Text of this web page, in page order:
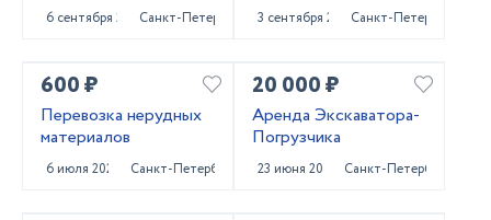
6 сентября 2023Санкт-Петербург 3 сентября 2023Санкт-Петербург
600 ₽
Перевозка нерудных
материалов
6 июля 2023 Санкт-Петербург
20 000 ₽
Аренда Экскаватора-
Погрузчика
23 июня 2023 Санкт-Петербург